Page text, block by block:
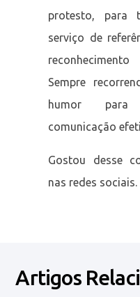
protesto, para
serviço de
Sempre
humor para
comunicação
Gostou desse
nas redes
Artigos